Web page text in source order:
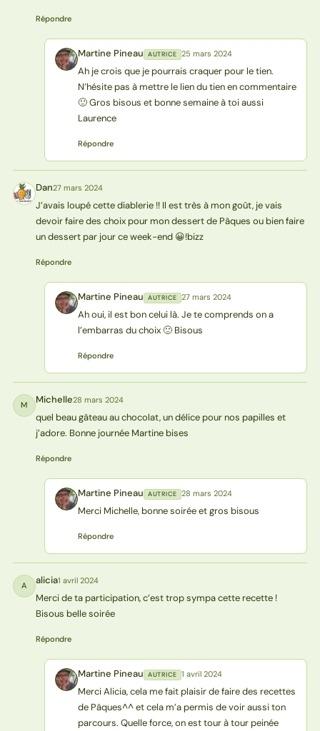
Répondre
MP Martine Pineau AUTRICE 25 mars 2024
Ah je crois que je pourrais craquer pour le tien.
N’hésite pas à mettre le lien du tien en commentaire
🙂 Gros bisous et bonne semaine à toi aussi
Laurence
Répondre
D Dan27 mars 2024
J’avais loupé cette diablerie !! Il est très à mon goût, je vais
devoir faire des choix pour mon dessert de Pâques ou bien faire
un dessert par jour ce week-end 😀!bizz
Répondre
MP Martine Pineau AUTRICE 27 mars 2024
Ah oui, il est bon celui là. Je te comprends on a
l’embarras du choix 🙂 Bisous
Répondre
M Michelle28 mars 2024
quel beau gâteau au chocolat, un délice pour nos papilles et
j’adore. Bonne journée Martine bises
Répondre
MP Martine Pineau AUTRICE 28 mars 2024
Merci Michelle, bonne soirée et gros bisous
Répondre
A alicia1 avril 2024
Merci de ta participation, c’est trop sympa cette recette !
Bisous belle soirée
Répondre
MP Martine Pineau AUTRICE 1 avril 2024
Merci Alicia, cela me fait plaisir de faire des recettes
de Pâques^^ et cela m’a permis de voir aussi ton
parcours. Quelle force, on est tour à tour peinée